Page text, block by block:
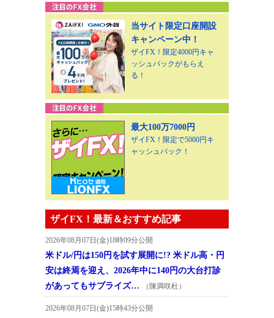
当サイト限定口座開設
キャンペーン中！
ザイFX！限定4000円キャ
ッシュバックがもらえ
る！
最大100万7000円
ザイFX！限定で5000円キ
ャッシュバック！
ザイFX！最新＆おすすめ記事
2026年08月07日(金)18時09分公開
米ドル/円は150円を試す展開に!? 米ドル高・円
安は終焉を迎え、2026年中に140円の大台打診
があってもサプライズ…
（陳満咲杜）
2026年08月07日(金)15時43分公開